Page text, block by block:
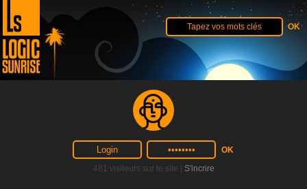
481 visiteurs sur le site | S'incrire